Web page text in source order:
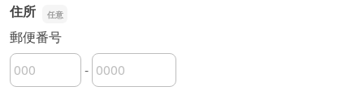
住所
郵便番号
郵便番号の上3桁
-
郵便番号の下4桁